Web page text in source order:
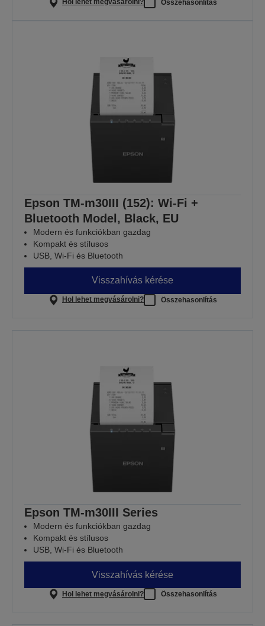
Hol lehet megvásárolni? Összehasonlítás
Epson TM-m30III (152): Wi-Fi +
Bluetooth Model, Black, EU
Modern és funkciókban gazdag
Kompakt és stílusos
USB, Wi-Fi és Bluetooth
Visszahívás kérése
Hol lehet megvásárolni? Összehasonlítás
Epson TM-m30III Series
Modern és funkciókban gazdag
Kompakt és stílusos
USB, Wi-Fi és Bluetooth
Visszahívás kérése
Hol lehet megvásárolni? Összehasonlítás